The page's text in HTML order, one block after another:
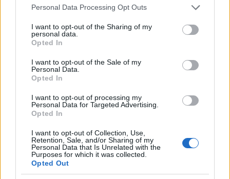
Please note that this website/app uses one or more Google
not limited to your visit or usage behaviour. You may click to
grant or deny consent to Google and its third-party tags to
use your data for below specified purposes in below Google
consent section.
Personal Data Processing Opt Outs
I want to opt-out of the Sharing of my
personal data.
Opted In
I want to opt-out of the Sale of my
Personal Data.
Opted In
I want to opt-out of processing my
Personal Data for Targeted Advertising.
Opted In
I want to opt-out of Collection, Use,
Retention, Sale, and/or Sharing of my
Personal Data that Is Unrelated with the
Purposes for which it was collected.
Opted Out
Május 20-án ünnepeljük a méhek világnapját, ami
egy remek alkalom arra, hogy a gyerekekkel közös
alkotás és játék során beszélgessünk ...